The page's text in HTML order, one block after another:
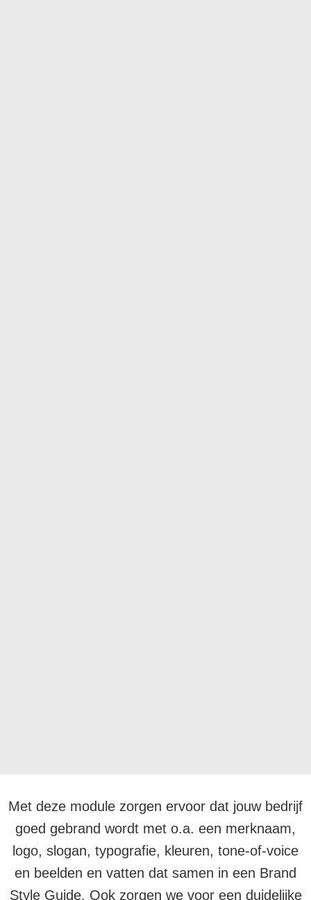
Met deze module zorgen ervoor dat jouw bedrijf
goed gebrand wordt met o.a. een merknaam,
logo, slogan, typografie, kleuren, tone-of-voice
en beelden en vatten dat samen in een Brand
Style Guide. Ook zorgen we voor een duidelijke